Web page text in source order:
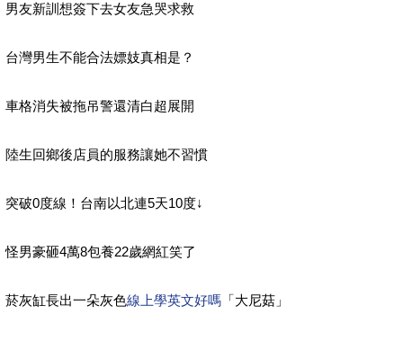
男友新訓想簽下去女友急哭求救
台灣男生不能合法嫖妓真相是？
車格消失被拖吊警還清白超展開
陸生回鄉後店員的服務讓她不習慣
突破0度線！台南以北連5天10度↓
怪男豪砸4萬8包養22歲網紅笑了
菸灰缸長出一朵灰色線上學英文好嗎 「大尼菇」